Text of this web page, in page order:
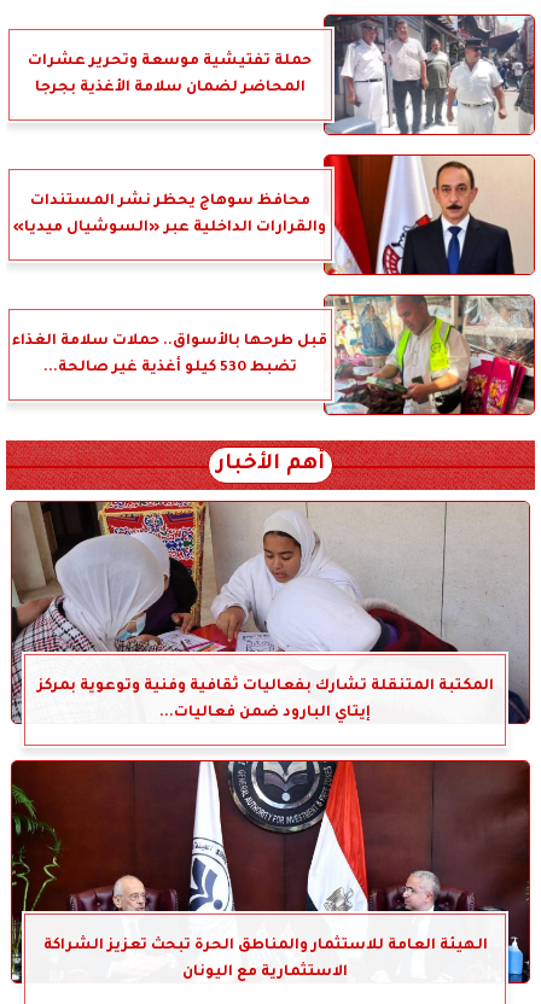
حملة تفتيشية موسعة وتحرير عشرات
المحاضر لضمان سلامة الأغذية بجرجا
محافظ سوهاج يحظر نشر المستندات
والقرارات الداخلية عبر «السوشيال ميديا»
قبل طرحها بالأسواق.. حملات سلامة الغذاء
تضبط 530 كيلو أغذية غير صالحة...
أهم الأخبار
المكتبة المتنقلة تشارك بفعاليات ثقافية وفنية وتوعوية بمركز
إيتاي البارود ضمن فعاليات...
الهيئة العامة للاستثمار والمناطق الحرة تبحث تعزيز الشراكة
الاستثمارية مع اليونان